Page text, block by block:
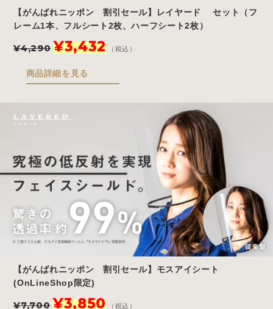
【がんばれニッポン 割引セール】レイヤード セット（フ
レーム1本、フルシート2枚、ハーフシート2枚）
¥4,290
元
の
価
格
¥4,290
た。
¥3,432現
在
価
す。
（税込）
商品詳細を見る
【がんばれニッポン 割引セール】モスアイシート
(OnLineShop限定)
¥7,700
元
¥3,850現
（税込）